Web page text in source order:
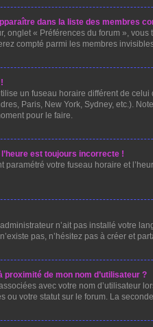
dans la liste des membres
onglet « Préférences du forum », vous
compté parmi les membres
un fuseau horaire différent de
Paris, New York, Sydney, etc.).
pour le faire.
est toujours incorrecte !
paramétré votre fuseau horaire et
n’ait pas installé votre
pas, n’hésitez pas à créer et
de mon nom d’utilisateur ?
avec votre nom d’utilisateur
ou votre statut sur le forum. La